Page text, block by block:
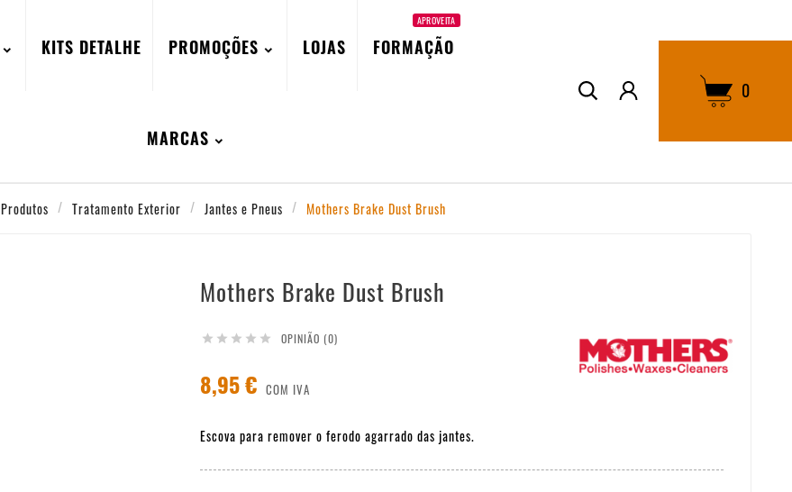
KITS DETALHE PROMOÇÕES LOJAS FORMAÇÃO
APROVEITA
MARCAS
0
Produtos Tratamento Exterior Jantes e Pneus Mothers Brake Dust Brush
Mothers Brake Dust Brush
     OPINIÃO (0)
8,95 € COM IVA
Escova para remover o ferodo agarrado das jantes.